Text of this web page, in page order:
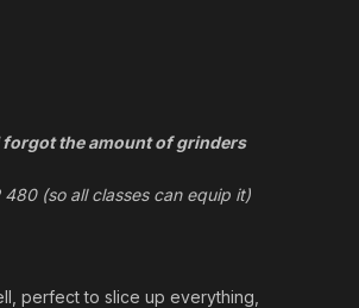
forgot the amount of grinders
480 (so all classes can equip it)
perfect to slice up everything,